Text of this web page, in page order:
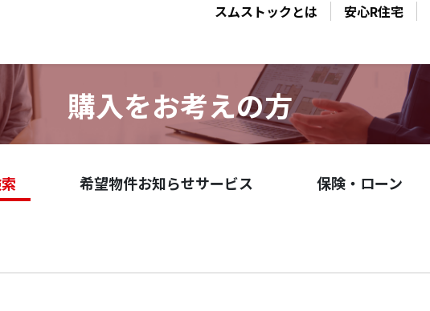
スムストックとは 安心R住宅
購入をお考えの方
希望物件お知らせサービス 保険・ローン